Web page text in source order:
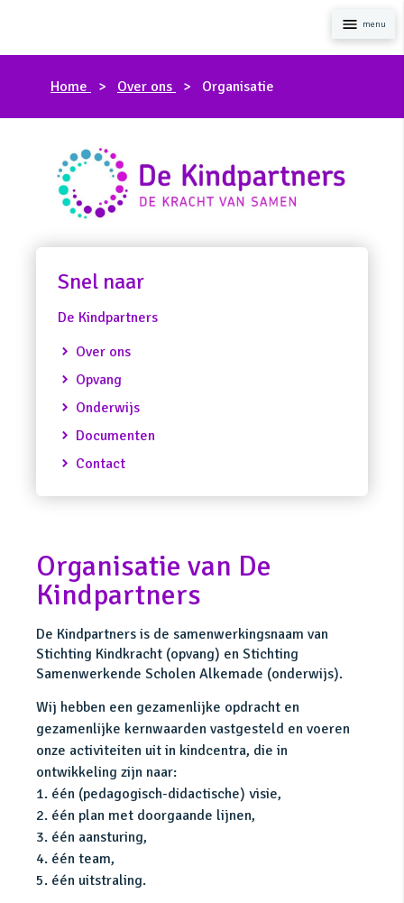
Home Over ons Organisatie
Snel naar
De Kindpartners
Over ons
Opvang
Onderwijs
Documenten
Contact
Organisatie van De
Kindpartners
De Kindpartners is de samenwerkingsnaam van
Stichting Kindkracht (opvang) en Stichting
Samenwerkende Scholen Alkemade (onderwijs).
Wij hebben een gezamenlijke opdracht en
gezamenlijke kernwaarden vastgesteld en voeren
onze activiteiten uit in kindcentra, die in
ontwikkeling zijn naar:
1. één (pedagogisch-didactische) visie,
2. één plan met doorgaande lijnen,
3. één aansturing,
4. één team,
5. één uitstraling.